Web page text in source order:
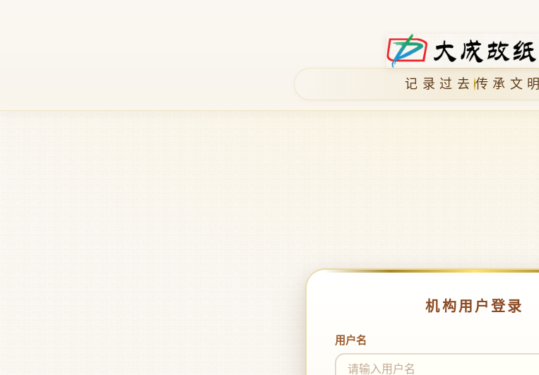
记录过去 传承文明
机构用户登录
登录凭据
用户名